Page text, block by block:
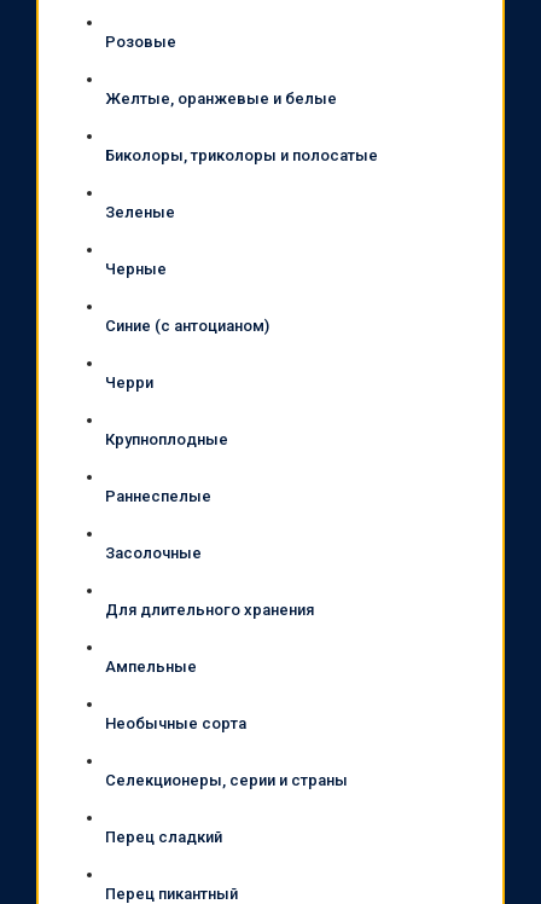
Розовые
Желтые, оранжевые и белые
Биколоры, триколоры и полосатые
Зеленые
Черные
Синие (с антоцианом)
Черри
Крупноплодные
Раннеспелые
Засолочные
Для длительного хранения
Ампельные
Необычные сорта
Селекционеры, серии и страны
Перец сладкий
Перец пикантный